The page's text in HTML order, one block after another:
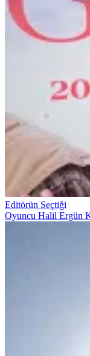
Editörün Seçtiği
Oyuncu Halil Ergün